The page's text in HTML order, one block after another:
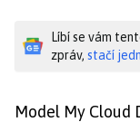
Líbí se vám
zpráv, stačí
Model My Cloud